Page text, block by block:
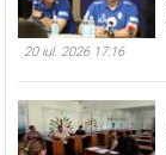
20 iul. 2026 17:16